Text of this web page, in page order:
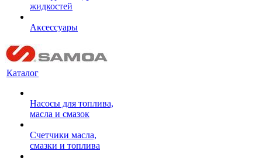
жидкостей
Аксессуары
Каталог
Насосы для топлива,
масла и смазок
Счетчики масла,
смазки и топлива